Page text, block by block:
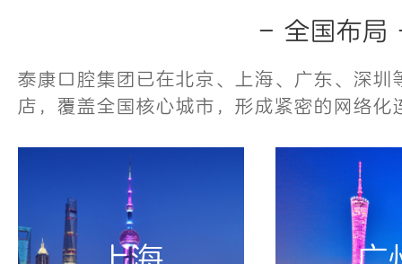
- 全国布
泰康口腔集团已在北京、上海、广东、深
店，覆盖全国核心城市，形成紧密的网络化